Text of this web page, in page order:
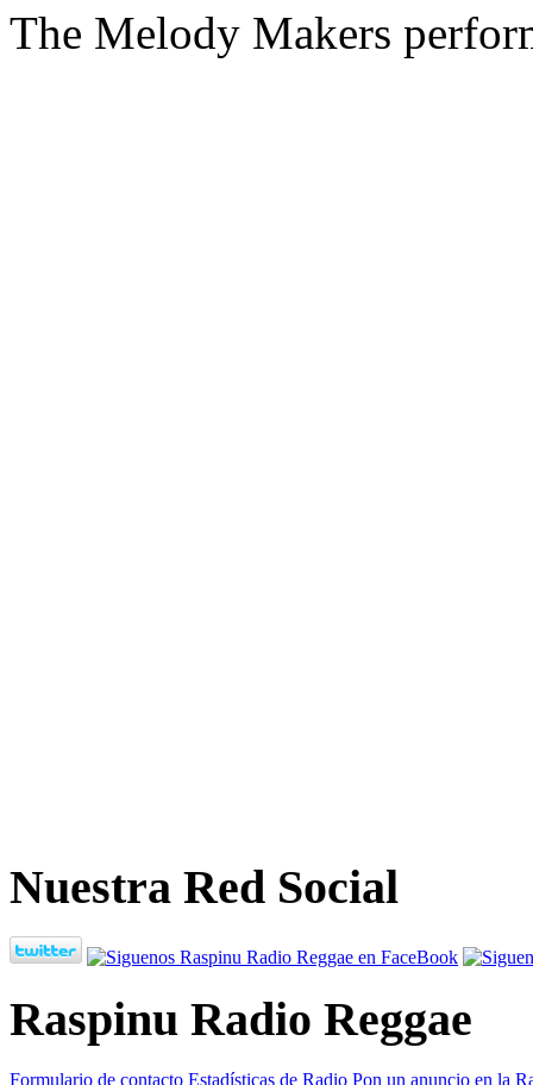
The Melody Makers
Nuestra Red Social
Raspinu Radio Reggae
Formulario de contacto Estadísticas de Radio Pon un anuncio en la